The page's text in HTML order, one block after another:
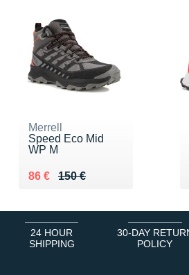
Merrell
Speed Eco Mid
WP M
150 €
Au lieu de 150 €
86 €
Vendu 86 €
24 HOUR
SHIPPING
30-DAY
POLICY